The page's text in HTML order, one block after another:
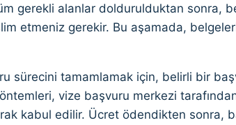
gerekli alanlar doldurulduktan sonra,
etmeniz gerekir. Bu aşamada,
sürecini tamamlamak için, belirli bir
vize başvuru merkezi
kabul edilir. Ücret ödendikten sonra,